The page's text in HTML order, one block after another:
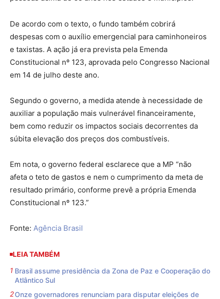
De acordo com o texto, o fundo também cobrirá
despesas com o auxílio emergencial para caminhoneiros
e taxistas. A ação já era prevista pela Emenda
Constitucional nº 123, aprovada pelo Congresso Nacional
em 14 de julho deste ano.
Segundo o governo, a medida atende à necessidade de
auxiliar a população mais vulnerável financeiramente,
bem como reduzir os impactos sociais decorrentes da
súbita elevação dos preços dos combustíveis.
Em nota, o governo federal esclarece que a MP “não
afeta o teto de gastos e nem o cumprimento da meta de
resultado primário, conforme prevê a própria Emenda
Constitucional nº 123.”
Fonte: Agência Brasil
LEIA TAMBÉM
Brasil assume presidência da Zona de Paz e Cooperação do
Atlântico Sul
Onze governadores renunciam para disputar eleições de